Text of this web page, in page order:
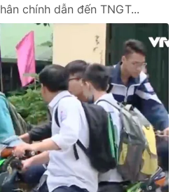
chính dẫn đến TNGT...